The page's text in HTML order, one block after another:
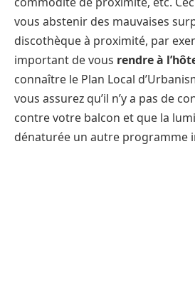
vous abstenir des mauvaises
discothèque à proximité, par
important de vous rendre à
connaître le Plan Local
vous assurez qu’il n’y a pas de
contre votre balcon et que la
dénaturée un autre programme